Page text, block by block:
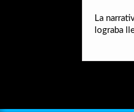
La
lograba